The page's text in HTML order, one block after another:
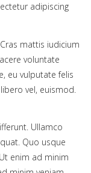
adipiscing
mattis iudicium
voluntate
eu vulputate felis
vel, euismod.
Ullamco
Quo usque
enim ad minim